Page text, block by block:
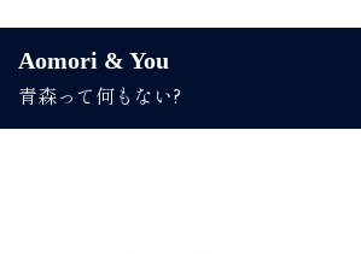
Aomori & You
青森って何もない?